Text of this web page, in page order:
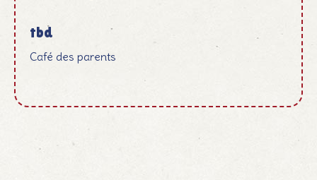
tbd
Café des parents